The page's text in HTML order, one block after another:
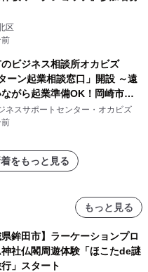
区
のビジネス相談所オカビズ
ーン起業相談窓口」開設 ～遠
がら起業準備OK！岡崎市を
あつまるまちに～
ネスサポートセンター・オカビズ
をもっと見る
もっと見る
県鉾田市】ラーケーションプロ
社仏閣周遊体験「ほこたde謎
」スタート